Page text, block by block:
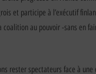
et participe à l’exécutif
coalition au pouvoir -sans en
rester spectateurs face à